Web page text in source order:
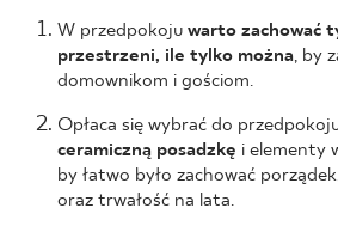
W przedpokoju warto zachować
przestrzeni, ile tylko można, by
domownikom i gościom.
Opłaca się wybrać do
ceramiczną posadzkę i elementy
by łatwo było zachować
oraz trwałość na lata.